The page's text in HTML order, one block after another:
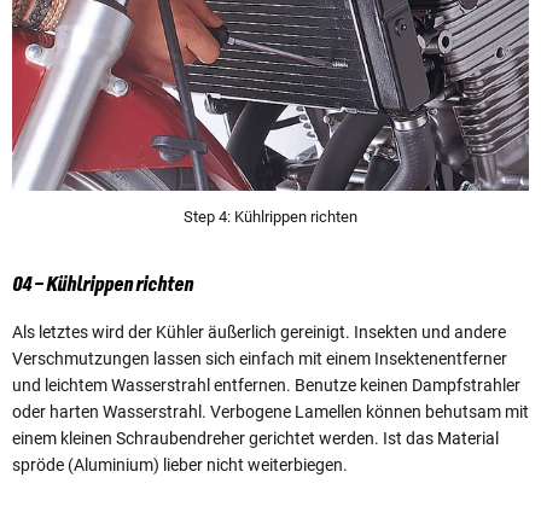
Step 4: Kühlrippen richten
04 – Kühlrippen richten
Als letztes wird der Kühler äußerlich gereinigt. Insekten und andere
Verschmutzungen lassen sich einfach mit einem Insektenentferner
und leichtem Wasserstrahl entfernen. Benutze keinen Dampfstrahler
oder harten Wasserstrahl. Verbogene Lamellen können behutsam mit
einem kleinen Schraubendreher gerichtet werden. Ist das Material
spröde (Aluminium) lieber nicht weiterbiegen.